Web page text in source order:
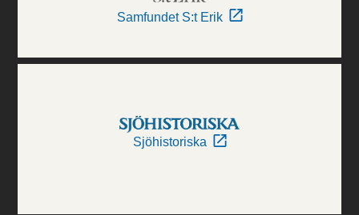
Samfundet S:t Erik
Sjöhistoriska